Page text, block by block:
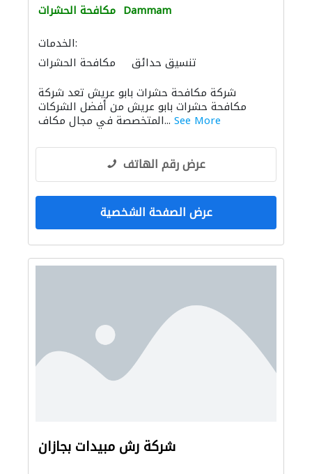
مكافحة الحشرات Dammam
الخدمات:
مكافحة الحشرات
تنسيق حدائق
شركة مكافحة حشرات بابو عريش تعد شركة
مكافحة حشرات بابو عريش من أفضل الشركات
المتخصصة في مجال مكاف... See More
عرض رقم الهاتف
عرض الصفحة الشخصية
شركة رش مبيدات بجازان